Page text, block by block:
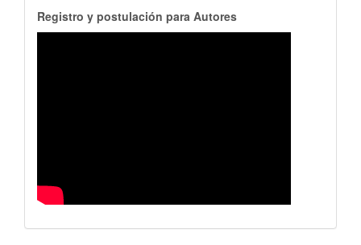
RegistroAutores
Registro y postulación para Autores